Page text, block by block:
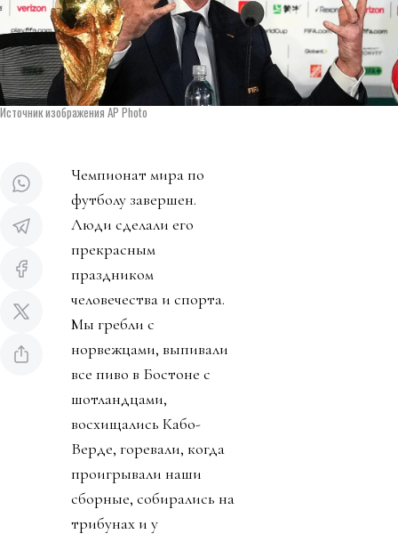
Источник изображения AP Photo
Чемпионат мира по
футболу завершен.
Люди сделали его
прекрасным
праздником
человечества и спорта.
Мы гребли с
норвежцами, выпивали
все пиво в Бостоне с
шотландцами,
восхищались Кабо-
Верде, горевали, когда
проигрывали наши
сборные, собирались на
трибунах и у